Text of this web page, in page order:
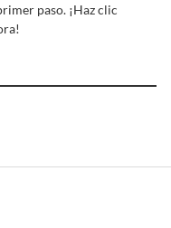
paso. ¡Haz clic